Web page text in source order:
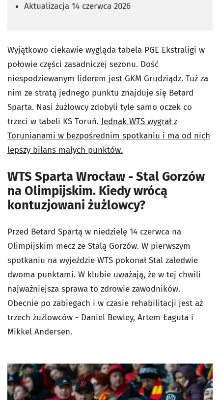
Aktualizacja 14 czerwca 2026
Wyjątkowo ciekawie wygląda tabela PGE Ekstraligi w
połowie części zasadniczej sezonu. Dość
niespodziewanym liderem jest GKM Grudziądz. Tuż za
nim ze stratą jednego punktu znajduje się Betard
Sparta. Nasi żużlowcy zdobyli tyle samo oczek co
trzeci w tabeli KS Toruń. Jednak WTS wygrał z
Torunianami w bezpośrednim spotkaniu i ma od nich
lepszy bilans małych punktów.
WTS Sparta Wrocław - Stal Gorzów
na Olimpijskim. Kiedy wrócą
kontuzjowani żużlowcy?
Przed Betard Spartą w niedzielę 14 czerwca na
Olimpijskim mecz ze Stalą Gorzów. W pierwszym
spotkaniu na wyjeździe WTS pokonał Stal zaledwie
dwoma punktami. W klubie uważają, że w tej chwili
najważniejsza sprawa to zdrowie zawodników.
Obecnie po zabiegach i w czasie rehabilitacji jest aż
trzech żużlowców - Daniel Bewley, Artem Łaguta i
Mikkel Andersen.